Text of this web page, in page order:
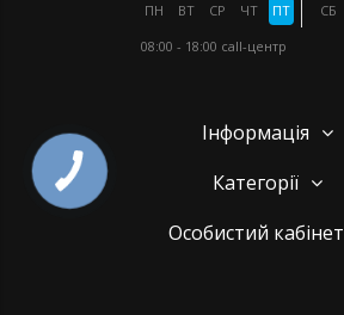
ПН ВТ СР ЧТ ПТ СБ
08:00 - 18:00 call-центр
Інформація
Категорії
Особистий кабінет